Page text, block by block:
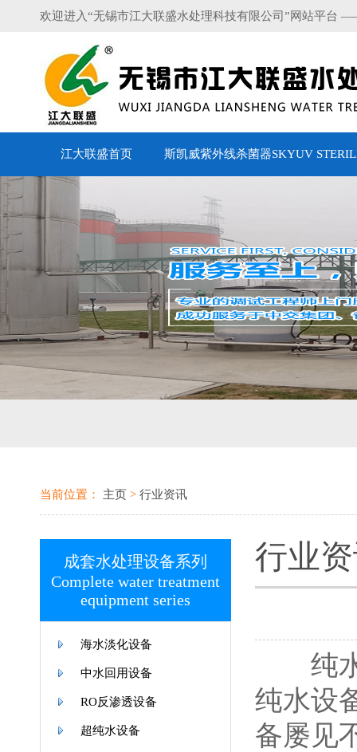
欢迎进入“无锡市江大联盛水处理科技有限公司”网站平台
江大联盛首页 斯凯威紫外线杀菌器SKYUV
当前位置： 主页 > 行业资讯
成套水处理设备系列
Complete water treatment
equipment series
海水淡化设备
中水回用设备
RO反渗透设备
超纯水设备
行业
纯水
纯水设
备屡见